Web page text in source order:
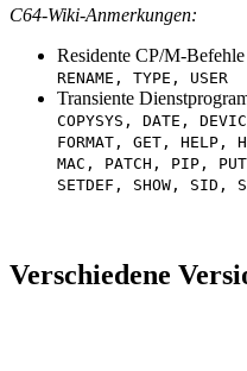
C64-Wiki-Anmerkungen:
Residente CP/M-
RENAME, TYPE, USER
Transiente
COPYSYS, DATE,
FORMAT, GET,
MAC, PATCH, PIP,
SETDEF, SHOW, SID,
Verschiedene